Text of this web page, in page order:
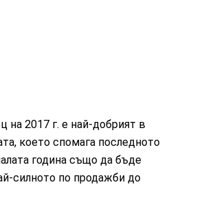
на 2017 г. е най-добрият в
което спомага последното
година също да бъде
силното по продажби до